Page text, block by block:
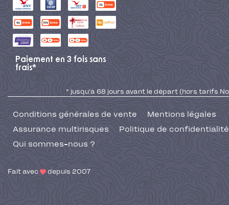
Paiement en 3 fois sans
frais*
* jusqu'à 68 jours avant le départ (hors tarifs No
Conditions générales de vente
Mentions légales
Assurance multirisques
Politique de confidentialité
Qui sommes-nous ?
Fait avec depuis 2007